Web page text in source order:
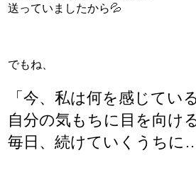
送っていましたから💦
でもね、
「今、私は何を感じてい
自分の気もちに目を向け
毎日、続けていくうちに